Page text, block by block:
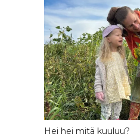
Hei hei mitä kuuluu?